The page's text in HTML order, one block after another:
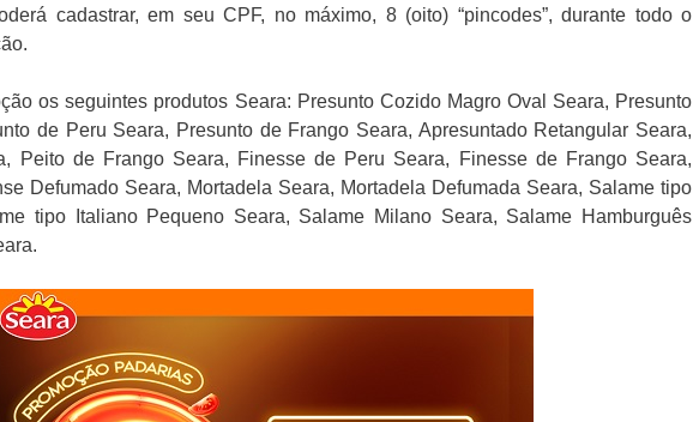
cadastrar, em seu CPF, no máximo, 8 (oito) “pincodes”, durante todo o
os seguintes produtos Seara: Presunto Cozido Magro Oval Seara, Presunto
de Peru Seara, Presunto de Frango Seara, Apresuntado Retangular Seara,
Peito de Frango Seara, Finesse de Peru Seara, Finesse de Frango Seara,
Defumado Seara, Mortadela Seara, Mortadela Defumada Seara, Salame tipo
tipo Italiano Pequeno Seara, Salame Milano Seara, Salame Hamburguês